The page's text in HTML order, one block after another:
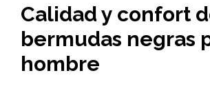
Calidad y confort
bermudas negras
hombre